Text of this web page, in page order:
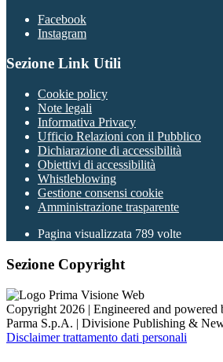
Facebook
Instagram
Sezione Link Utili
Cookie policy
Note legali
Informativa Privacy
Ufficio Relazioni con il Pubblico
Dichiarazione di accessibilità
Obiettivi di accessibilità
Whistleblowing
Gestione consensi cookie
Amministrazione trasparente
Pagina visualizzata 789 volte
Sezione Copyright
Copyright 2026 | Engineered and powered
Parma S.p.A. | Divisione Publishing &
Disclaimer trattamento dati personali